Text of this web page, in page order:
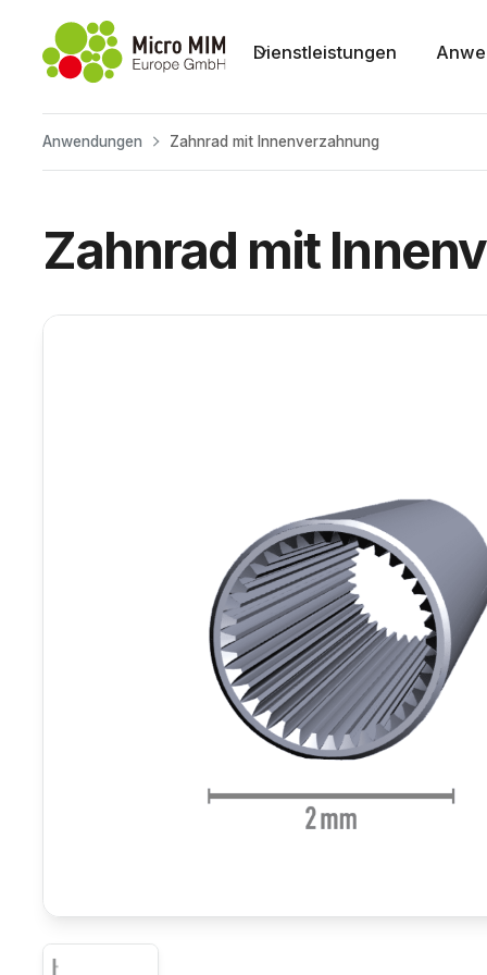
Dienstleistungen
Anwendungen Zahnrad mit Innenverzahnung
Zahnrad mit